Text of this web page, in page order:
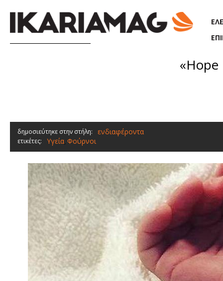
«Hope
δημοσιεύτηκε στην στήλη: ενδιαφέροντα
ετικέτες: Υγεία, Φούρνοι